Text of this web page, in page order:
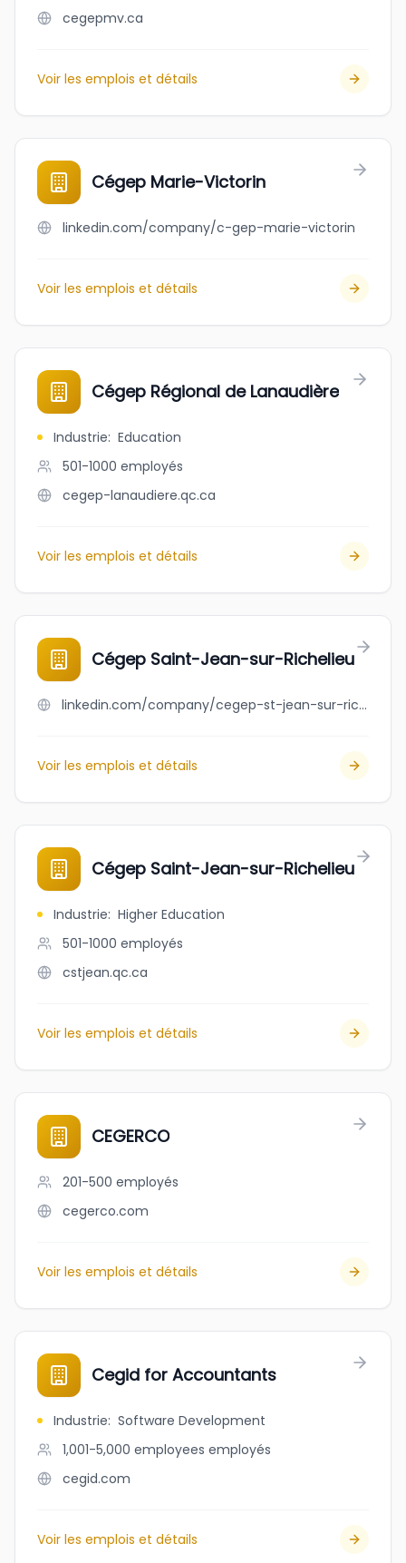
cegepmv.ca
Voir les emplois et détails
Cégep Marie-Victorin
linkedin.com/company/c-gep-marie-victorin
Voir les emplois et détails
Cégep Régional de Lanaudière
Industrie: Education
501-1000 employés
cegep-lanaudiere.qc.ca
Voir les emplois et détails
Cégep Saint-Jean-sur-Richelieu
linkedin.com/company/cegep-st-jean-sur-richelieu
Voir les emplois et détails
Cégep Saint-Jean-sur-Richelieu
Industrie: Higher Education
501-1000 employés
cstjean.qc.ca
Voir les emplois et détails
CEGERCO
201-500 employés
cegerco.com
Voir les emplois et détails
Cegid for Accountants
Industrie: Software Development
1,001-5,000 employees employés
cegid.com
Voir les emplois et détails